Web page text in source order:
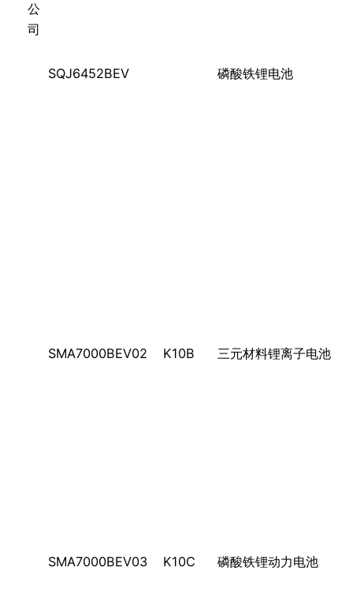
公
司
SQJ6452BEV 磷酸铁锂电池
SMA7000BEV02 K10B 三元材料锂离子电池
SMA7000BEV03 K10C 磷酸铁锂动力电池